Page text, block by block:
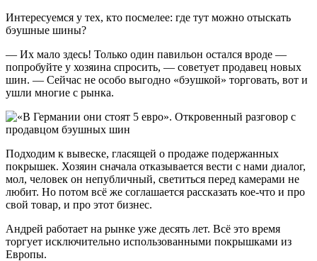
Интересуемся у тех, кто посмелее: где тут можно отыскать
бэушные шины?
— Их мало здесь! Только один павильон остался вроде —
попробуйте у хозяина спросить, — советует продавец новых
шин. — Сейчас не особо выгодно «бэушкой» торговать, вот и
ушли многие с рынка.
Подходим к вывеске, гласящей о продаже подержанных
покрышек. Хозяин сначала отказывается вести с нами диалог,
мол, человек он непубличный, светиться перед камерами не
любит. Но потом всё же соглашается рассказать кое-что и про
свой товар, и про этот бизнес.
Андрей работает на рынке уже десять лет. Всё это время
торгует исключительно использованными покрышками из
Европы.